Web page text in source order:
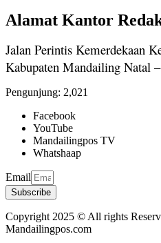
Alamat Kantor
Jalan Perintis Kemerdekaan
Kabupaten Mandailing Natal
Pengunjung: 2,021
Facebook
YouTube
Mandailingpos TV
Whatshaap
Email
Subscribe
Copyright 2025 © All rights
Mandailingpos.com